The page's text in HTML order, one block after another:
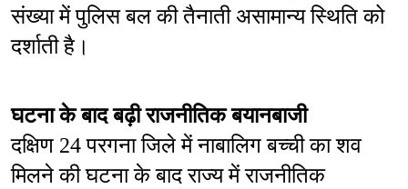
संख्या में पुलिस बल की तैनाती असामान्य स्थिति को
दर्शाती है।
घटना के बाद बढ़ी राजनीतिक बयानबाजी
दक्षिण 24 परगना जिले में नाबालिग बच्ची का शव
मिलने की घटना के बाद राज्य में राजनीतिक